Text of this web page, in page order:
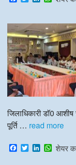
a
e
b
o
o
k
w
t
t
e
r
k
e
d
I
n
t
s
A
p
p
जिलाधिकारी डॉ0 आशीष
पूर्ति … read more
F
a
T
w
L W
शेयर